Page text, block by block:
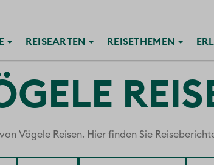
REISEARTEN REISETHEMEN
Vögele Reisen. Hier finden Sie